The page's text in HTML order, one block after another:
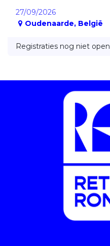
27/09/2026
Oudenaarde, België
Registraties nog niet open